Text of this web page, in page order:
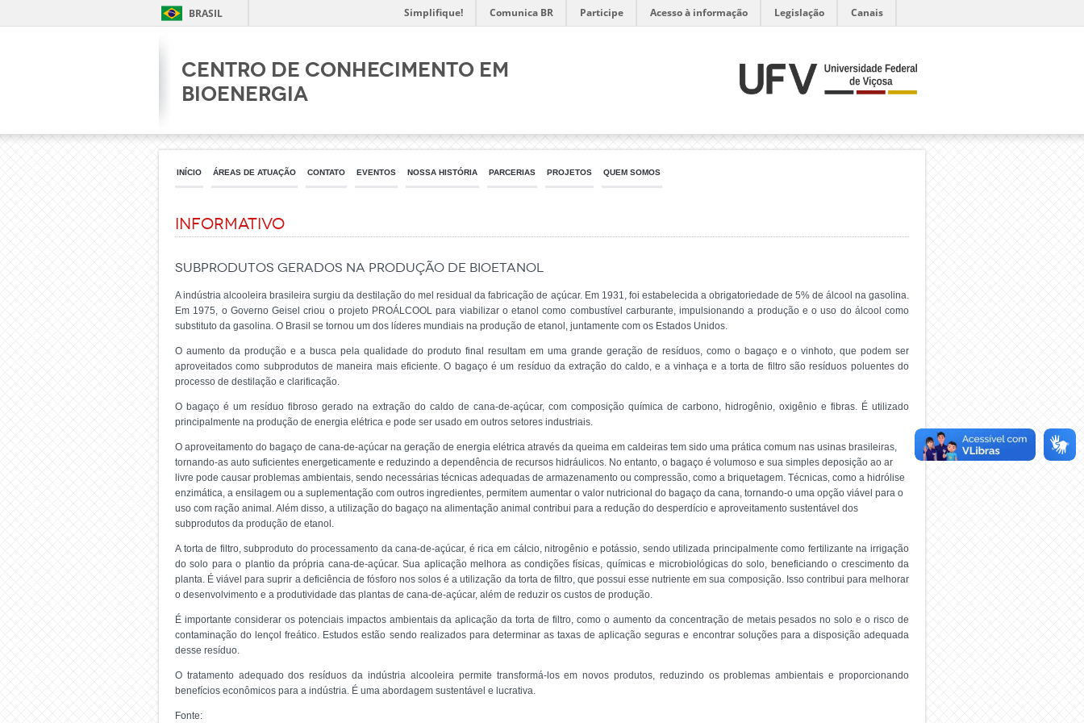
BRASIL Simplifique! Comunica BR Participe Acesso à informação Legislação Canais
Centro de Conhecimento em
Bioenergia
INÍCIO ÁREAS DE ATUAÇÃO CONTATO EVENTOS NOSSA HISTÓRIA PARCERIAS PROJETOS QUEM SOMOS
Informativo
Subprodutos Gerados na Produção de Bioetanol
A indústria alcooleira brasileira surgiu da destilação do mel residual da fabricação de açúcar. Em 1931, foi estabelecida a obrigatoriedade de 5% de álcool na gasolina.
Em 1975, o Governo Geisel criou o projeto PROÁLCOOL para viabilizar o etanol como combustível carburante, impulsionando a produção e o uso do álcool como
substituto da gasolina. O Brasil se tornou um dos líderes mundiais na produção de etanol, juntamente com os Estados Unidos.
O aumento da produção e a busca pela qualidade do produto final resultam em uma grande geração de resíduos, como o bagaço e o vinhoto, que podem ser
aproveitados como subprodutos de maneira mais eficiente. O bagaço é um resíduo da extração do caldo, e a vinhaça e a torta de filtro são resíduos poluentes do
processo de destilação e clarificação.
O bagaço é um resíduo fibroso gerado na extração do caldo de cana-de-açúcar, com composição química de carbono, hidrogênio, oxigênio e fibras. É utilizado
principalmente na produção de energia elétrica e pode ser usado em outros setores industriais.
O aproveitamento do bagaço de cana-de-açúcar na geração de energia elétrica através da queima em caldeiras tem sido uma prática comum nas usinas brasileiras,
tornando-as auto suficientes energeticamente e reduzindo a dependência de recursos hidráulicos. No entanto, o bagaço é volumoso e sua simples deposição ao ar
livre pode causar problemas ambientais, sendo necessárias técnicas adequadas de armazenamento ou compressão, como a briquetagem. Técnicas, como a hidrólise
enzimática, a ensilagem ou a suplementação com outros ingredientes, permitem aumentar o valor nutricional do bagaço da cana, tornando-o uma opção viável para o
uso com ração animal. Além disso, a utilização do bagaço na alimentação animal contribui para a redução do desperdício e aproveitamento sustentável dos
subprodutos da produção de etanol.
A torta de filtro, subproduto do processamento da cana-de-açúcar, é rica em cálcio, nitrogênio e potássio, sendo utilizada principalmente como fertilizante na irrigação
do solo para o plantio da própria cana-de-açúcar. Sua aplicação melhora as condições físicas, químicas e microbiológicas do solo, beneficiando o crescimento da
planta. É viável para suprir a deficiência de fósforo nos solos é a utilização da torta de filtro, que possui esse nutriente em sua composição. Isso contribui para melhorar
o desenvolvimento e a produtividade das plantas de cana-de-açúcar, além de reduzir os custos de produção.
É importante considerar os potenciais impactos ambientais da aplicação da torta de filtro, como o aumento da concentração de metais pesados no solo e o risco de
contaminação do lençol freático. Estudos estão sendo realizados para determinar as taxas de aplicação seguras e encontrar soluções para a disposição adequada
desse resíduo.
O tratamento adequado dos resíduos da indústria alcooleira permite transformá-los em novos produtos, reduzindo os problemas ambientais e proporcionando
benefícios econômicos para a indústria. É uma abordagem sustentável e lucrativa.
Fonte: